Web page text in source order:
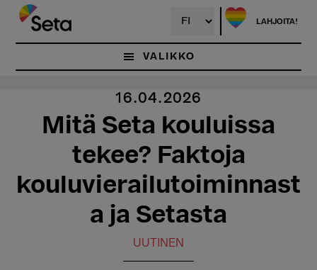
Hyppää
pääsisältöön
LAHJOITA!
VALIKKO
16.04.2026
Mitä Seta kouluissa
tekee? Faktoja
kouluvierailutoiminnast
a ja Setasta
UUTINEN